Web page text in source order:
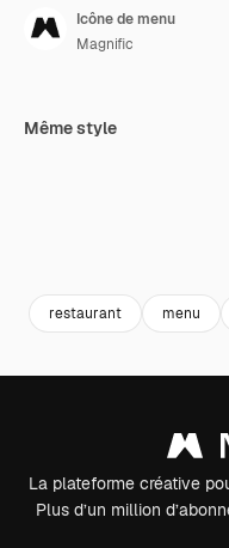
Icône de menu
Magnific
Même style
restaurant menu
La plateforme créative
Plus d’un million